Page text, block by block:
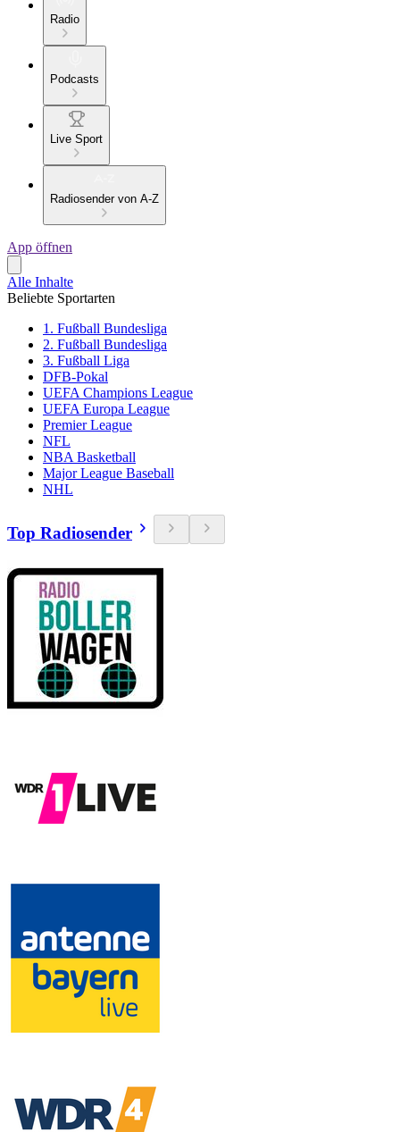
Radio
Podcasts
Live Sport
Radiosender von A-Z
App öffnen
Alle Inhalte
Beliebte Sportarten
1. Fußball Bundesliga
2. Fußball Bundesliga
3. Fußball Liga
DFB-Pokal
UEFA Champions League
UEFA Europa League
Premier League
NFL
NBA Basketball
Major League Baseball
NHL
Top Radiosender